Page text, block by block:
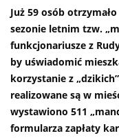
Już 59 osób
sezonie letnim tzw.
funkcjonariusze z
by uświadomić
korzystanie z
realizowane są w
wystawiono 511
formularza zapłaty